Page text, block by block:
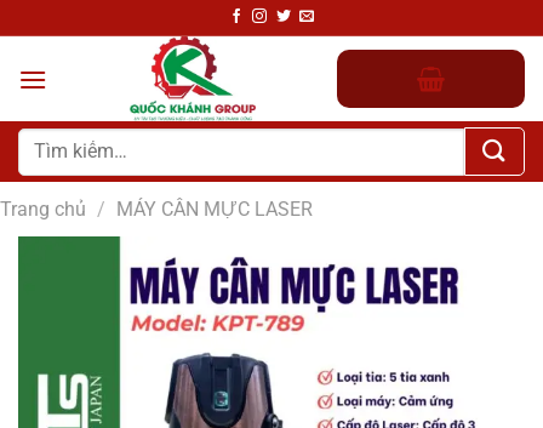
đến
nội
Tìm
kiếm:
Trang chủ / MÁY CÂN MỰC LASER